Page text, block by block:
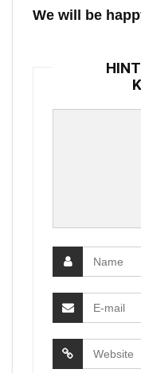
We will be